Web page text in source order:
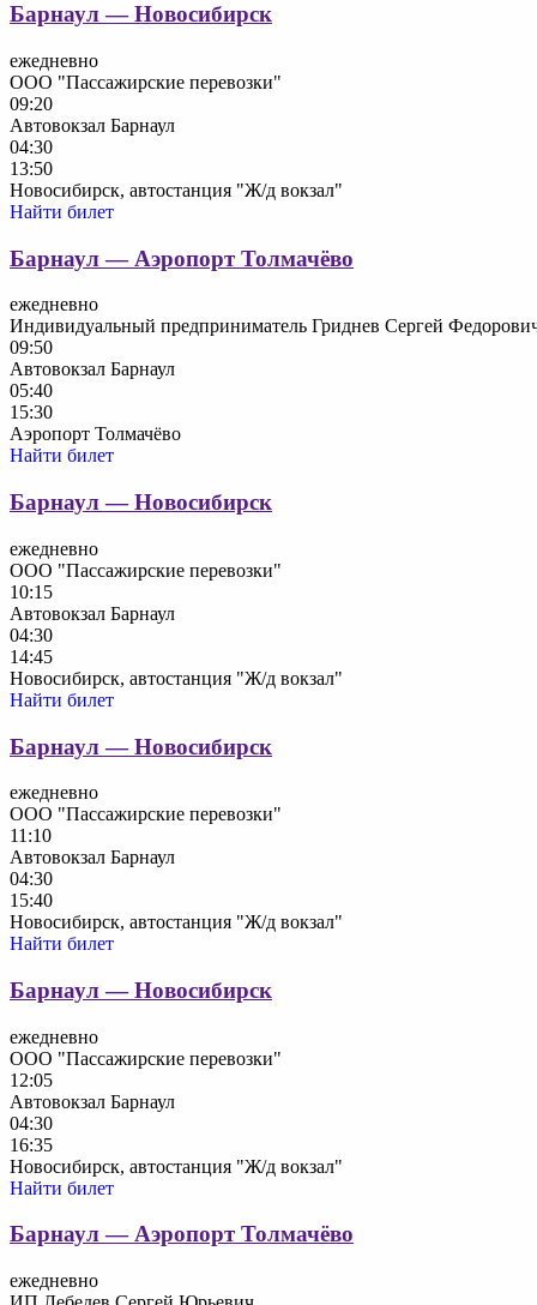
Барнаул — Новосибирск
ежедневно
ООО "Пассажирские перевозки"
09:20
Автовокзал Барнаул
04:30
13:50
Новосибирск, автостанция "Ж/д вокзал"
Найти билет
Барнаул — Аэропорт Толмачёво
ежедневно
Индивидуальный предприниматель Гриднев Сергей
09:50
Автовокзал Барнаул
05:40
15:30
Аэропорт Толмачёво
Найти билет
Барнаул — Новосибирск
ежедневно
ООО "Пассажирские перевозки"
10:15
Автовокзал Барнаул
04:30
14:45
Новосибирск, автостанция "Ж/д вокзал"
Найти билет
Барнаул — Новосибирск
ежедневно
ООО "Пассажирские перевозки"
11:10
Автовокзал Барнаул
04:30
15:40
Новосибирск, автостанция "Ж/д вокзал"
Найти билет
Барнаул — Новосибирск
ежедневно
ООО "Пассажирские перевозки"
12:05
Автовокзал Барнаул
04:30
16:35
Новосибирск, автостанция "Ж/д вокзал"
Найти билет
Барнаул — Аэропорт Толмачёво
ежедневно